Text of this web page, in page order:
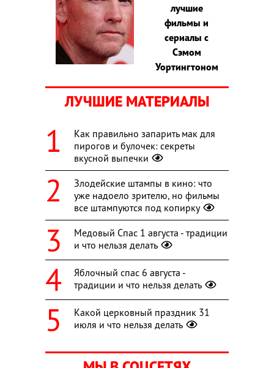
лучшие
фильмы и
сериалы с
Сэмом
Уортингтоном
ЛУЧШИЕ МАТЕРИАЛЫ
Как правильно запарить мак для
пирогов и булочек: секреты
вкусной выпечки
Злодейские штампы в кино: что
уже надоело зрителю, но фильмы
все штампуются под копирку
Медовый Спас 1 августа - традиции
и что нельзя делать
Яблочный спас 6 августа -
традиции и что нельзя делать
Какой церковный праздник 31
июля и что нельзя делать